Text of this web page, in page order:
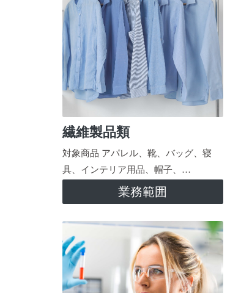
繊維製品類
対象商品 アパレル、靴、バッグ、寝
具、インテリア用品、帽子、…
業務範囲